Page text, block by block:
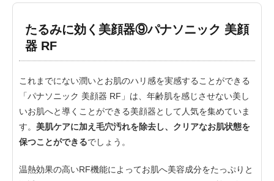
たるみに効く美顔器⑨パナソニック 美顔
器 RF
これまでにない潤いとお肌のハリ感を実感することができる
「パナソニック 美顔器 RF」は、年齢肌を感じさせない美し
いお肌へと導くことができる美顔器として人気を集めていま
す。 美肌ケアに加え毛穴汚れを除去し、クリアなお肌状態を
保つことができるでしょう。
温熱効果の高いRF機能によってお肌へ美容成分をたっぷりと